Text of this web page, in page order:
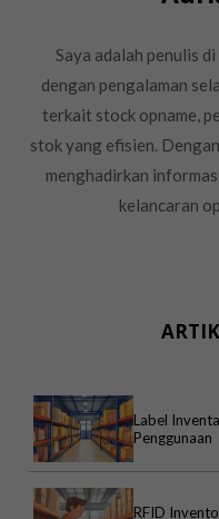
Saya adalah penulis
dengan pengalaman
terkait stock opname,
stok yang efisien.
menghadirkan
kelancaran
Label
Penggunaan
RFID